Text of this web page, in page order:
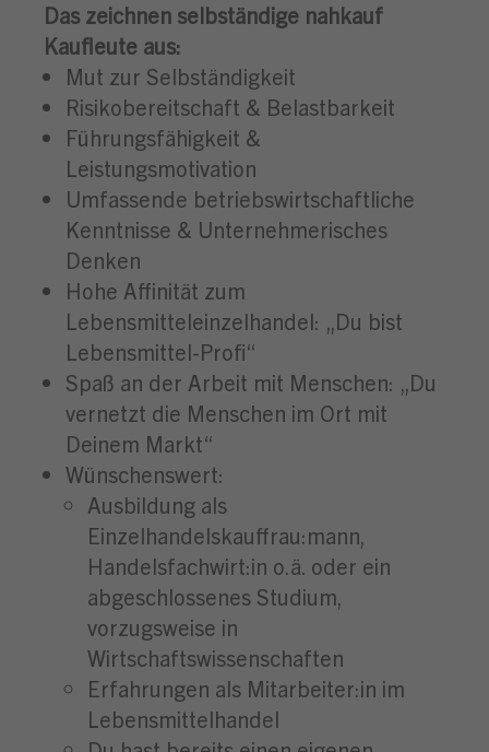
Das zeichnen selbständige nahkauf
Kaufleute aus:
Mut zur Selbständigkeit
Risikobereitschaft & Belastbarkeit
Führungsfähigkeit &
Leistungsmotivation
Umfassende betriebswirtschaftliche
Kenntnisse & Unternehmerisches
Denken
Hohe Affinität zum
Lebensmitteleinzelhandel: „Du bist
Lebensmittel-Profi“
Spaß an der Arbeit mit Menschen: „Du
vernetzt die Menschen im Ort mit
Deinem Markt“
Wünschenswert:
Ausbildung als
Einzelhandelskauffrau:mann,
Handelsfachwirt:in o.ä. oder ein
abgeschlossenes Studium,
vorzugsweise in
Wirtschaftswissenschaften
Erfahrungen als Mitarbeiter:in im
Lebensmittelhandel